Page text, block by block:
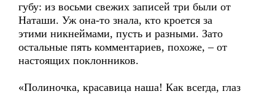
губу: из восьми свежих записей три были от
Наташи. Уж она-то знала, кто кроется за
этими никнеймами, пусть и разными. Зато
остальные пять комментариев, похоже, – от
настоящих поклонников.
«Полиночка, красавица наша! Как всегда, глаз